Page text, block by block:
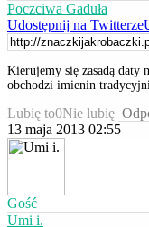
Poczciwa Gaduła
Udostępnij na Twitterze
Kierujemy się zasadą daty
obchodzi imienin
Lubię to0Nie lubię
13 maja 2013 02:55
Gość
Umi i.